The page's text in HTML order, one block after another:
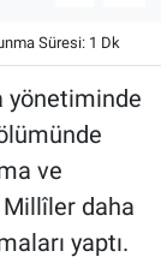
Süresi: 1 Dk
yönetiminde
ve
Millîler daha
yaptı.